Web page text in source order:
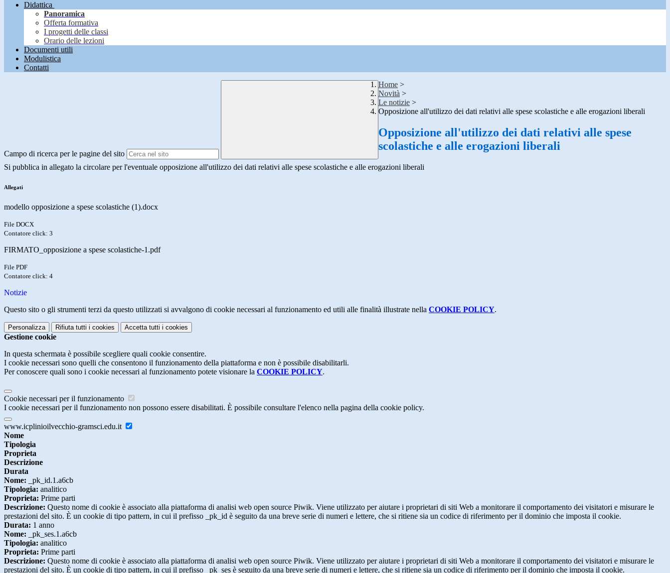
Didattica
Panoramica
Offerta formativa
I progetti delle classi
Orario delle lezioni
Documenti utili
Modulistica
Contatti
Campo di ricerca per le pagine del sito
Home >
Novità >
Le notizie >
Opposizione all'utilizzo dei dati relativi alle spese scolastiche e alle erogazioni liberali
Opposizione all'utilizzo dei dati relativi alle spese
scolastiche e alle erogazioni liberali
Si pubblica in allegato la circolare per l'eventuale opposizione all'utilizzo dei dati relativi alle spese scolastiche e alle erogazioni liberali
Allegati
modello opposizione a spese scolastiche (1).docx
File DOCX
Contatore click: 3
FIRMATO_opposizione a spese scolastiche-1.pdf
File PDF
Contatore click: 4
Notizie
Questo sito o gli strumenti terzi da questo utilizzati si avvalgono di cookie necessari al funzionamento ed utili alle finalità illustrate nella COOKIE POLICY.
Personalizza Rifiuta tutti i cookies Accetta tutti i cookies
Gestione cookie
In questa schermata è possibile scegliere quali cookie consentire.
I cookie necessari sono quelli che consentono il funzionamento della piattaforma e non è possibile disabilitarli.
Per conoscere quali sono i cookie necessari al funzionamento potete visionare la COOKIE POLICY.
Cookie necessari per il funzionamento
I cookie necessari per il funzionamento non possono essere disabilitati. È possibile consultare l'elenco nella pagina della cookie policy.
www.icplinioilvecchio-gramsci.edu.it
Nome
Tipologia
Proprieta
Descrizione
Durata
Nome: _pk_id.1.a6cb
Tipologia: analitico
Proprieta: Prime parti
Descrizione: Questo nome di cookie è associato alla piattaforma di analisi web open source Piwik. Viene utilizzato per aiutare i proprietari di siti Web a monitorare il comportamento dei visitatori e misurare le
prestazioni del sito. È un cookie di tipo pattern, in cui il prefisso _pk_id è seguito da una breve serie di numeri e lettere, che si ritiene sia un codice di riferimento per il dominio che imposta il cookie.
Durata: 1 anno
Nome: _pk_ses.1.a6cb
Tipologia: analitico
Proprieta: Prime parti
Descrizione: Questo nome di cookie è associato alla piattaforma di analisi web open source Piwik. Viene utilizzato per aiutare i proprietari di siti Web a monitorare il comportamento dei visitatori e misurare le
prestazioni del sito. È un cookie di tipo pattern, in cui il prefisso _pk_ses è seguito da una breve serie di numeri e lettere, che si ritiene sia un codice di riferimento per il dominio che imposta il cookie.